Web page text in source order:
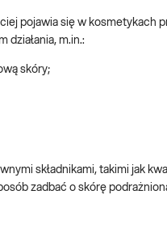
pojawia się w
działania, m.in.:
skóry;
składnikami, takimi jak
zadbać o skórę